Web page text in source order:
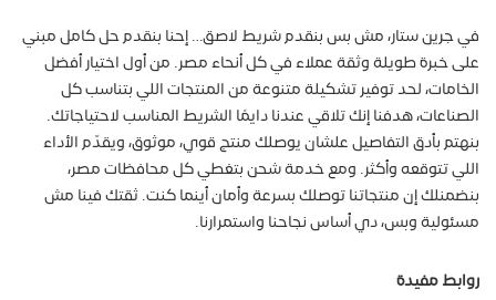
في جرين ستار، مش بس بنقدم شريط لاصق… إحنا بنقدم حل كامل مبني
على خبرة طويلة وثقة عملاء في كل أنحاء مصر. من أول اختيار أفضل
الخامات، لحد توفير تشكيلة متنوعة من المنتجات اللي بتناسب كل
الصناعات، هدفنا إنك تلاقي عندنا دايمًا الشريط المناسب لاحتياجاتك.
بنهتم بأدق التفاصيل علشان يوصلك منتج قوي، موثوق، ويقدّم الأداء
اللي تتوقعه وأكثر. ومع خدمة شحن بتغطي كل محافظات مصر،
بنضمنلك إن منتجاتنا توصلك بسرعة وأمان أينما كنت. ثقتك فينا مش
مسئولية وبس، دي أساس نجاحنا واستمرارنا.
روابط مفيدة